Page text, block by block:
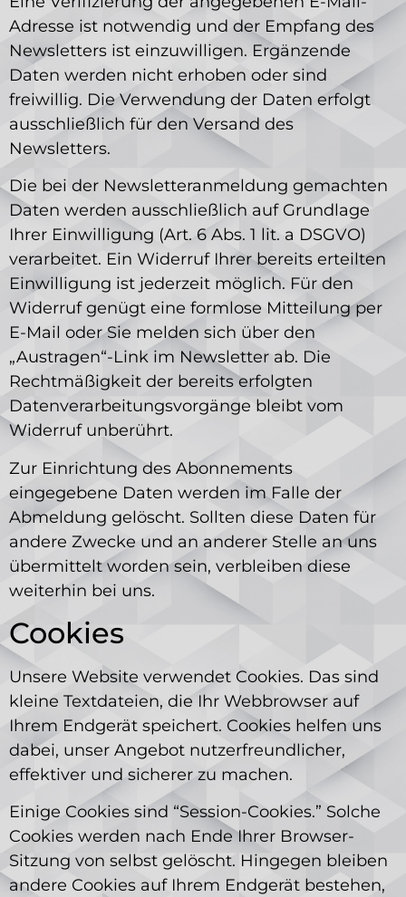
Adresse ist notwendig und der Empfang des
Newsletters ist einzuwilligen. Ergänzende
Daten werden nicht erhoben oder sind
freiwillig. Die Verwendung der Daten erfolgt
ausschließlich für den Versand des
Newsletters.
Die bei der Newsletteranmeldung gemachten
Daten werden ausschließlich auf Grundlage
Ihrer Einwilligung (Art. 6 Abs. 1 lit. a DSGVO)
verarbeitet. Ein Widerruf Ihrer bereits erteilten
Einwilligung ist jederzeit möglich. Für den
Widerruf genügt eine formlose Mitteilung per
E-Mail oder Sie melden sich über den
„Austragen“-Link im Newsletter ab. Die
Rechtmäßigkeit der bereits erfolgten
Datenverarbeitungsvorgänge bleibt vom
Widerruf unberührt.
Zur Einrichtung des Abonnements
eingegebene Daten werden im Falle der
Abmeldung gelöscht. Sollten diese Daten für
andere Zwecke und an anderer Stelle an uns
übermittelt worden sein, verbleiben diese
weiterhin bei uns.
Cookies
Unsere Website verwendet Cookies. Das sind
kleine Textdateien, die Ihr Webbrowser auf
Ihrem Endgerät speichert. Cookies helfen uns
dabei, unser Angebot nutzerfreundlicher,
effektiver und sicherer zu machen.
Einige Cookies sind “Session-Cookies.” Solche
Cookies werden nach Ende Ihrer Browser-
Sitzung von selbst gelöscht. Hingegen bleiben
andere Cookies auf Ihrem Endgerät bestehen,